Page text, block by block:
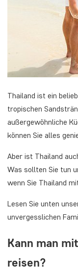
Thailand ist ein
tropischen
außergewöhnliche
können Sie alles
Aber ist Thailand
Was sollten Sie tun
wenn Sie Thailand
Lesen Sie unten
unvergesslichen
Kann man
reisen?